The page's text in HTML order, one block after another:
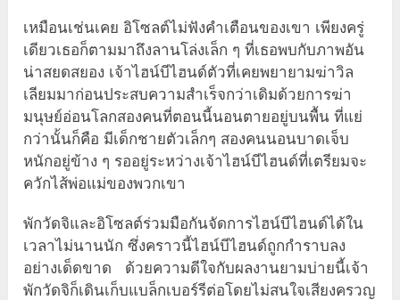
เหมือนเช่นเคย อิโซลต์ไม่ฟังคำเตือนของเขา เพียงครู่
เดียวเธอก็ตามมาถึงลานโล่งเล็ก ๆ ที่เธอพบกับภาพอัน
น่าสยดสยอง เจ้าไฮน์บีไฮนด์ตัวที่เคยพยายามฆ่าวิล
เลียมมาก่อนประสบความสำเร็จกว่าเดิมด้วยการฆ่า
มนุษย์อ่อนโลกสองคนที่ตอนนี้นอนตายอยู่บนพื้น ที่แย่
กว่านั้นก็คือ มีเด็กชายตัวเล็กๆ สองคนนอนบาดเจ็บ
หนักอยู่ข้าง ๆ รออยู่ระหว่างเจ้าไฮน์บีไฮนด์ที่เตรียมจะ
ควักไส้พ่อแม่ของพวกเขา
พักวัดจิและอิโซลต์ร่วมมือกันจัดการไฮน์บีไฮนด์ได้ใน
เวลาไม่นานนัก ซึ่งคราวนี้ไฮน์บีไฮนด์ถูกกำราบลง
อย่างเด็ดขาด ด้วยความดีใจกับผลงานยามบ่ายนี้เจ้า
พักวัดจิก็เดินเก็บแบล็กเบอร์รีต่อโดยไม่สนใจเสียงครวญ